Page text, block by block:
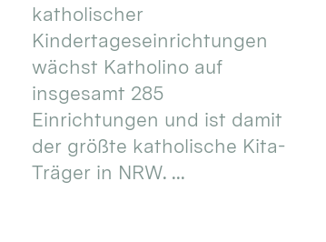
katholischer
Kindertageseinrichtungen
wächst Katholino auf
insgesamt 285
Einrichtungen und ist damit
der größte katholische Kita-
Träger in NRW. ...